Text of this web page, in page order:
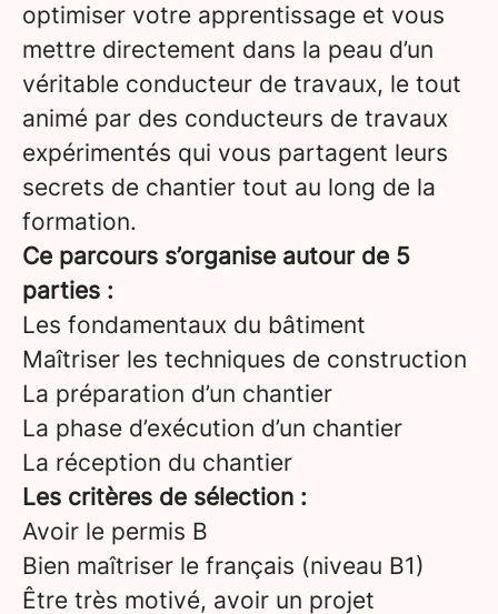
optimiser votre apprentissage et vous
mettre directement dans la peau d’un
véritable conducteur de travaux, le tout
animé par des conducteurs de travaux
expérimentés qui vous partagent leurs
secrets de chantier tout au long de la
formation.
Ce parcours s’organise autour de 5
parties :
Les fondamentaux du bâtiment
Maîtriser les techniques de construction
La préparation d’un chantier
La phase d’exécution d’un chantier
La réception du chantier
Les critères de sélection :
Avoir le permis B
Bien maîtriser le français (niveau B1)
Être très motivé, avoir un projet